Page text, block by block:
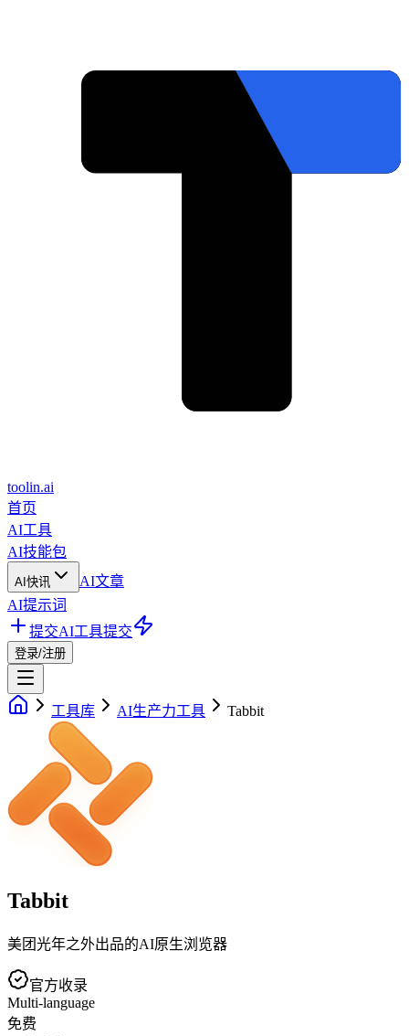
toolin.ai
首页
AI工具
AI技能包
AI快讯
AI文章
AI提示词
提交AI工具提交
登录/注册
工具库 AI生产力工具 Tabbit
Tabbit
美团光年之外出品的AI原生浏览器
官方收录
Multi-language
免费